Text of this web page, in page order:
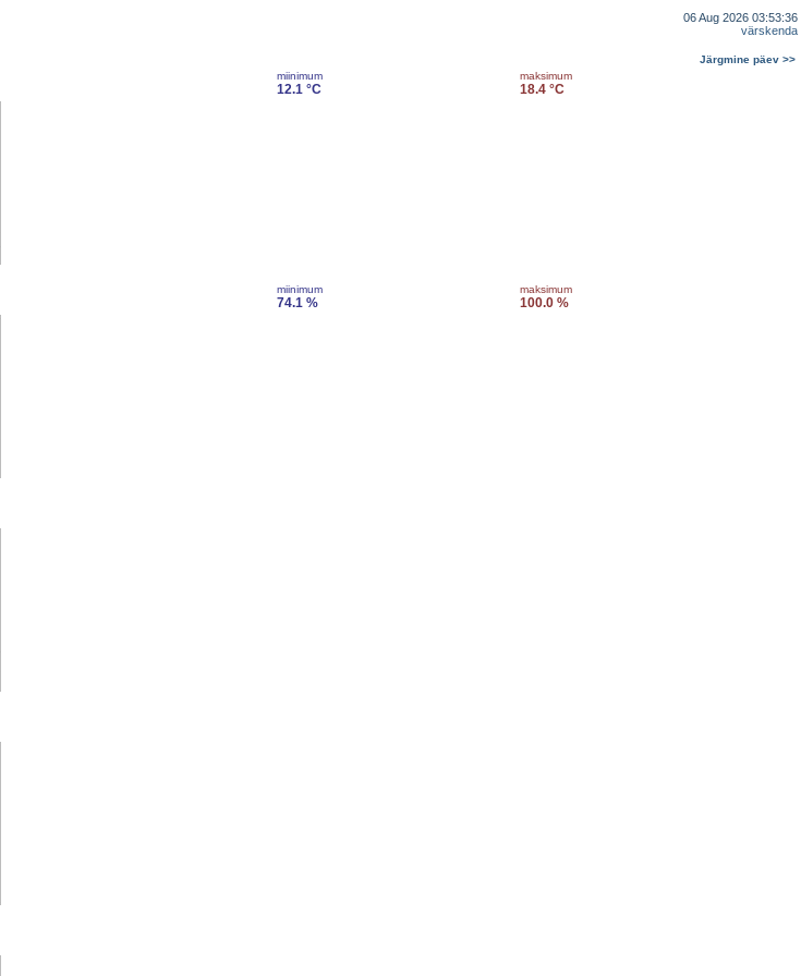
06 Aug 2026 03:53:36
värskenda
Järgmine päev >>
miinimum
12.1 °C
maksimum
18.4 °C
miinimum
74.1 %
maksimum
100.0 %